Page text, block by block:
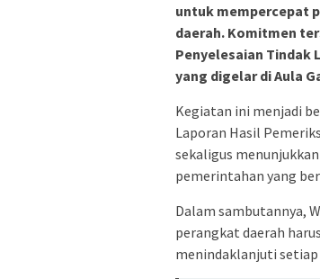
untuk mempercepat
daerah. Komitmen
Penyelesaian Tindak
yang digelar di Aula
Kegiatan ini menjadi
Laporan Hasil
sekaligus
pemerintahan yang
Dalam sambutannya,
perangkat daerah
menindaklanjuti setiap